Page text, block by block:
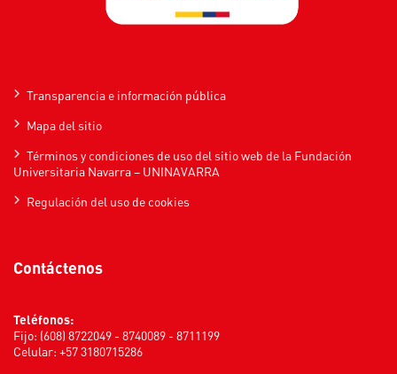
Transparencia e información pública
Mapa del sitio
Términos y condiciones de uso del sitio web de la Fundación
Universitaria Navarra – UNINAVARRA
Regulación del uso de cookies
Contáctenos
Teléfonos:
Fijo: (608) 8722049 - 8740089 - 8711199
Celular: +57 3180715286